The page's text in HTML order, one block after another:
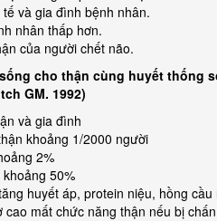
và gia đình bệnh nhân.
nhân thấp hơn.
của người chết não.
cho thận cùng huyết thống
GM. 1992)
và gia đình
khoảng 1/2000 người
2%
50%
huyết áp, protein niệu, hồng cầu
mất chức năng thận nếu bị